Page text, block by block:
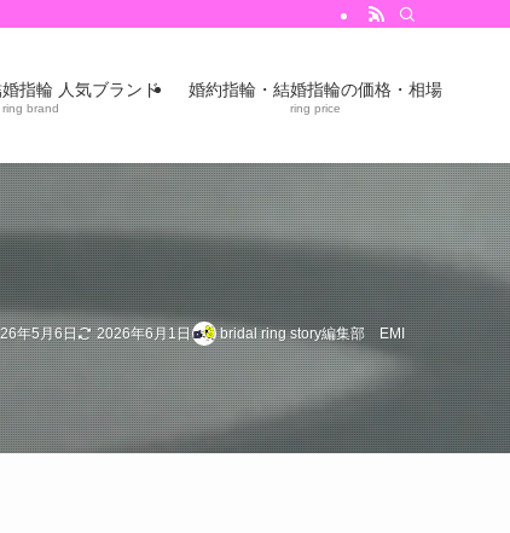
指輪 人気ブランド
ring brand
婚約指輪・結婚指輪の価格・相場
ring price
年5月6日 2026年6月1日 bridal ring story編集部 EMI